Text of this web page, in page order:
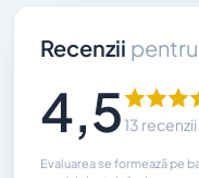
Recenzii pentru
4,513 recenzii
Evaluarea se formează pe